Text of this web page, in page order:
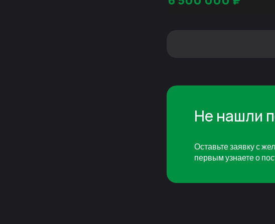
Не нашли
Оставьте заявку с
первым узнаете о